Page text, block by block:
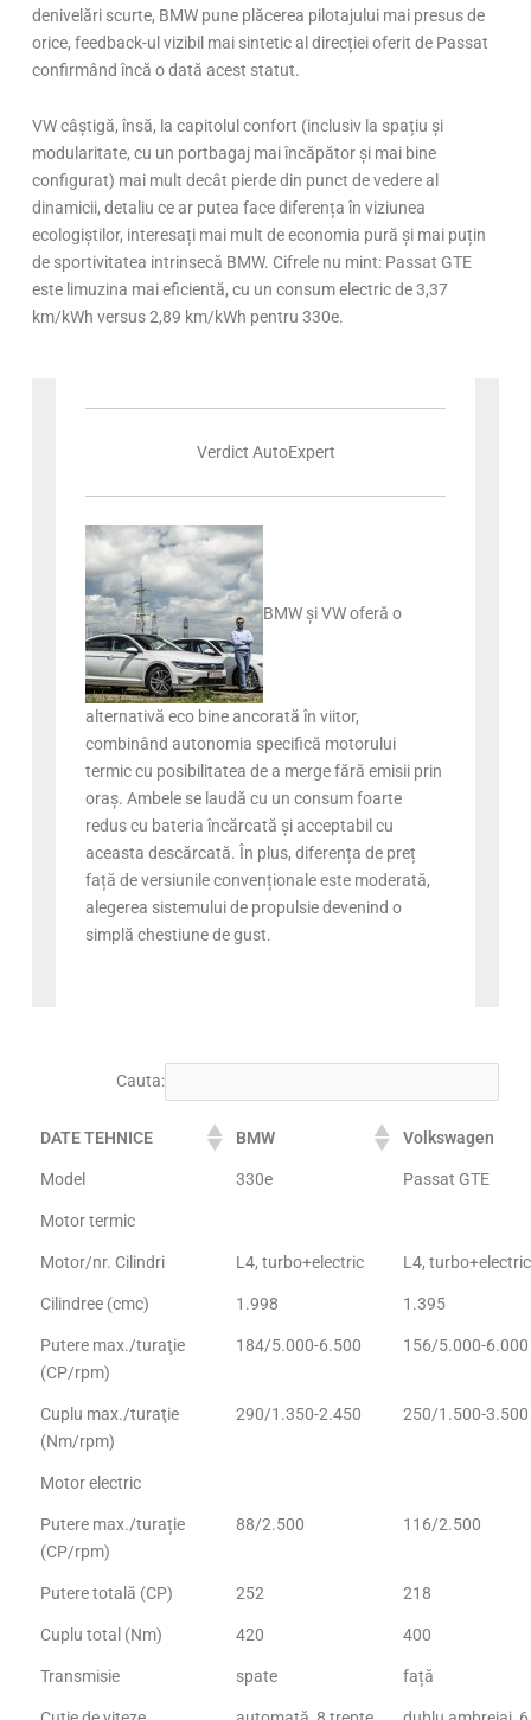
denivelări scurte, BMW pune plăcerea pilotajului mai presus de
orice, feedback-ul vizibil mai sintetic al direcției oferit de Passat
confirmând încă o dată acest statut.
VW câștigă, însă, la capitolul confort (inclusiv la spațiu și
modularitate, cu un portbagaj mai încăpător și mai bine
configurat) mai mult decât pierde din punct de vedere al
dinamicii, detaliu ce ar putea face diferența în viziunea
ecologiștilor, interesați mai mult de economia pură și mai puțin
de sportivitatea intrinsecă BMW. Cifrele nu mint: Passat GTE
este limuzina mai eficientă, cu un consum electric de 3,37
km/kWh versus 2,89 km/kWh pentru 330e.
Verdict AutoExpert
BMW și VW oferă o
alternativă eco bine ancorată în viitor,
combinând autonomia specifică motorului
termic cu posibilitatea de a merge fără emisii prin
oraș. Ambele se laudă cu un consum foarte
redus cu bateria încărcată și acceptabil cu
aceasta descărcată. În plus, diferența de preț
față de versiunile convenționale este moderată,
alegerea sistemului de propulsie devenind o
simplă chestiune de gust.
Cauta:
DATE TEHNICE BMW Volkswagen
Model 330e Passat GTE
Motor termic
Motor/nr. Cilindri L4, turbo+electric L4, turbo+electric
Cilindree (cmc) 1.998 1.395
Putere max./turaţie
(CP/rpm)
184/5.000-6.500 156/5.000-6.000
Cuplu max./turaţie
(Nm/rpm)
290/1.350-2.450 250/1.500-3.500
Motor electric
Putere max./turație
(CP/rpm)
88/2.500 116/2.500
Putere totală (CP) 252 218
Cuplu total (Nm) 420 400
Transmisie spate față